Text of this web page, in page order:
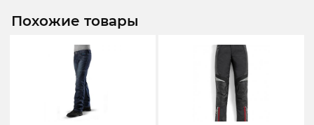
Похожие товары